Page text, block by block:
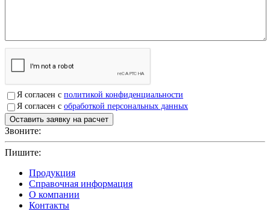
Я согласен с политикой конфиденциальности
Я согласен с обработкой персональных данных
Звоните:
Пишите:
Продукция
Справочная информация
О компании
Контакты